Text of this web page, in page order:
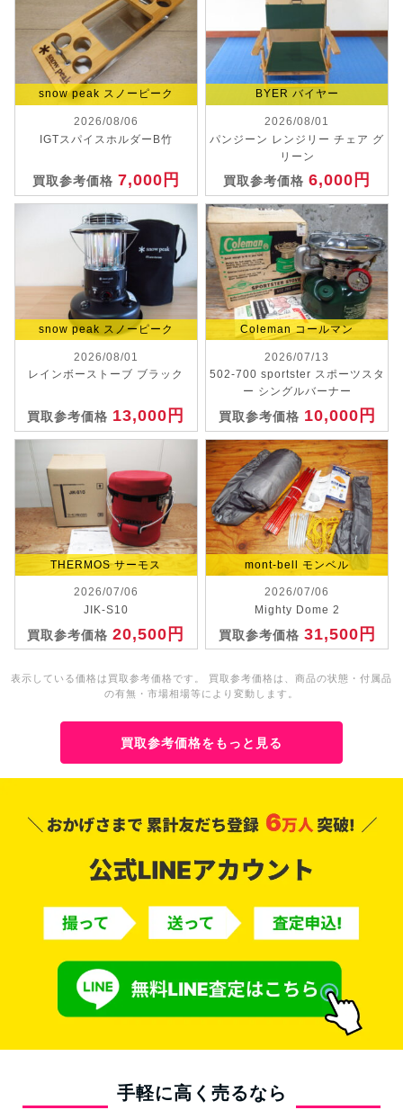
snow peak スノーピーク
2026/08/06
IGTスパイスホルダーB竹
買取参考価格 7,000円
BYER バイヤー
2026/08/01
パンジーン レンジリー チェア グ
リーン
買取参考価格6,000円
snow peak スノーピーク
2026/08/01
レインボーストーブ ブラック
買取参考価格 13,000円
Coleman コールマン
2026/07/13
502-700 sportster スポーツスタ
ー シングルバーナー
買取参考価格 10,000円
THERMOS サーモス
2026/07/06
JIK-S10
買取参考価格20,500円
mont-bell モンベル
2026/07/06
Mighty Dome 2
買取参考価格 31,500円
表示している価格は買取参考価格です。 買取参考価格は、商品の状態・付属品
の有無・市場相場等により変動します。
買取参考価格をもっと見る
手軽に高く売るなら